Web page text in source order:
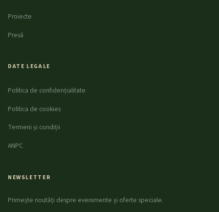
Proiecte
Presă
DATE LEGALE
Politica de confidențialitate
Politica de cookies
Termeni și condiții
ANPC
NEWSLETTER
Primește noutăți despre evenimente și oferte speciale.